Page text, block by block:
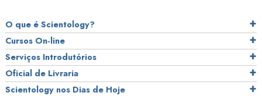
O que é Scientology?
Cursos On‑line
Serviços Introdutórios
Oficial de Livraria
Scientology nos Dias de Hoje